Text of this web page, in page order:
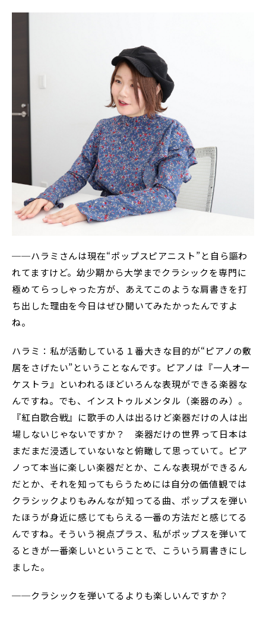
──ハラミさんは現在“ポップスピアニスト”と自ら謳わ
れてますけど。幼少期から大学までクラシックを専門に
極めてらっしゃった方が、あえてこのような肩書きを打
ち出した理由を今日はぜひ聞いてみたかったんですよ
ね。
ハラミ：私が活動している１番大きな目的が“ピアノの敷
居をさげたい”ということなんです。ピアノは『一人オー
ケストラ』といわれるほどいろんな表現ができる楽器な
んですね。でも、インストゥルメンタル（楽器のみ）。
『紅白歌合戦』に歌手の人は出るけど楽器だけの人は出
場しないじゃないですか？ 楽器だけの世界って日本は
まだまだ浸透していないなと俯瞰して思っていて。ピア
ノって本当に楽しい楽器だとか、こんな表現ができるん
だとか、それを知ってもらうためには自分の価値観では
クラシックよりもみんなが知ってる曲、ポップスを弾い
たほうが身近に感じてもらえる一番の方法だと感じてる
んですね。そういう視点プラス、私がポップスを弾いて
るときが一番楽しいということで、こういう肩書きにし
ました。
──クラシックを弾いてるよりも楽しいんですか？